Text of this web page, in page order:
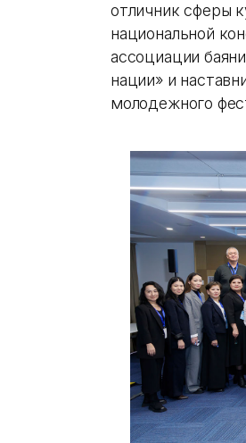
отличник сферы
национальной
ассоциации
нации» и
молодежного